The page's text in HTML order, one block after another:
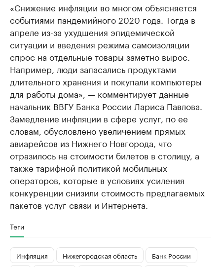
«Снижение инфляции во многом объясняется
событиями пандемийного 2020 года. Тогда в
апреле из-за ухудшения эпидемической
ситуации и введения режима самоизоляции
спрос на отдельные товары заметно вырос.
Например, люди запасались продуктами
длительного хранения и покупали компьютеры
для работы дома», — комментирует данные
начальник ВВГУ Банка России Лариса Павлова.
Замедление инфляции в сфере услуг, по ее
словам, обусловлено увеличением прямых
авиарейсов из Нижнего Новгорода, что
отразилось на стоимости билетов в столицу, а
также тарифной политикой мобильных
операторов, которые в условиях усиления
конкуренции снизили стоимость предлагаемых
пакетов услуг связи и Интернета.
Теги
Инфляция Нижегородская область
Банк России